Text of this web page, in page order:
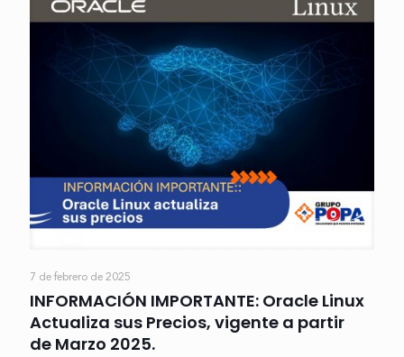
7 de febrero de 2025
INFORMACIÓN IMPORTANTE: Oracle Linux
Actualiza sus Precios, vigente a partir
de Marzo 2025.